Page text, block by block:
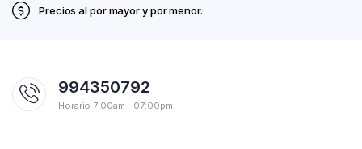
Precios al por mayor y por menor.
994350792
Horario 7:00am - 07:00pm